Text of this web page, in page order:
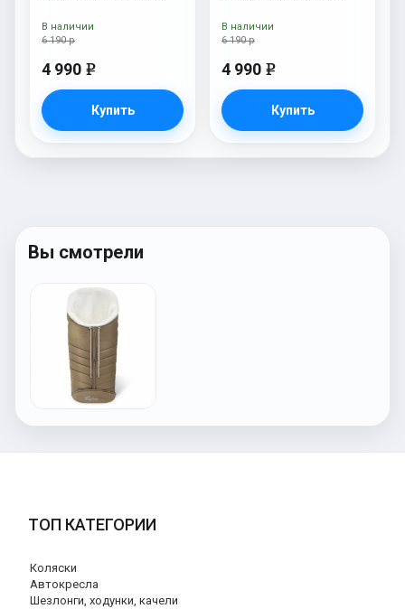
овечья шерсть) Brown
6 190 р
4 990 e
Купить
В наличии
овечья шерсть) Black
6 190 р
4 990 e
Купить
В наличии
Вы смотрели
ТОП КАТЕГОРИИ
Коляски
Автокресла
Шезлонги, ходунки, качели